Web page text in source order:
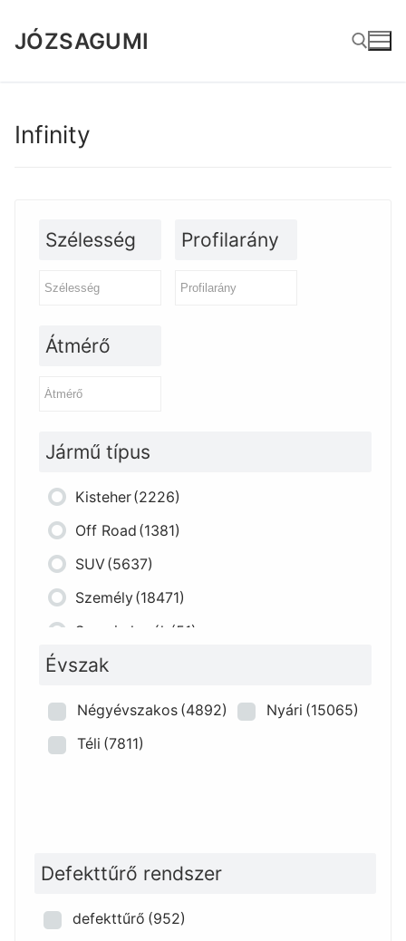
tartalomra
JÓZSAGUMI
Infinity
Szélesség Profilarány
Átmérő
Jármű típus
Kisteher(2226)
Off Road (1381)
SUV(5637)
Személy(18471)
Szerviz kerék (51)
Évszak
Négyévszakos (4892) Nyári (15065)
Téli (7811)
Defekttűrő rendszer
defekttűrő (952)